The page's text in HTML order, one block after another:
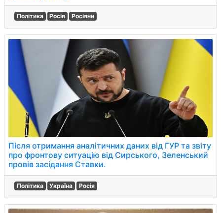
Політика Росія Росіяни
Після отримання аналітичних даних від ГУР та звіту
про фронтову ситуацію від Сирського, Зеленський
провів засідання Ставки.
Політика Україна Росія